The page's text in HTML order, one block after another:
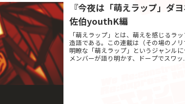
『今夜は「萌えラップ」ダ
佐伯youthK編
「萌えラップ」とは、萌えを感じるラ
造語である。この連載は（その場のノ
明瞭な「萌えラップ」というジャンル
メンバーが語り明かす、ドープでスワッ